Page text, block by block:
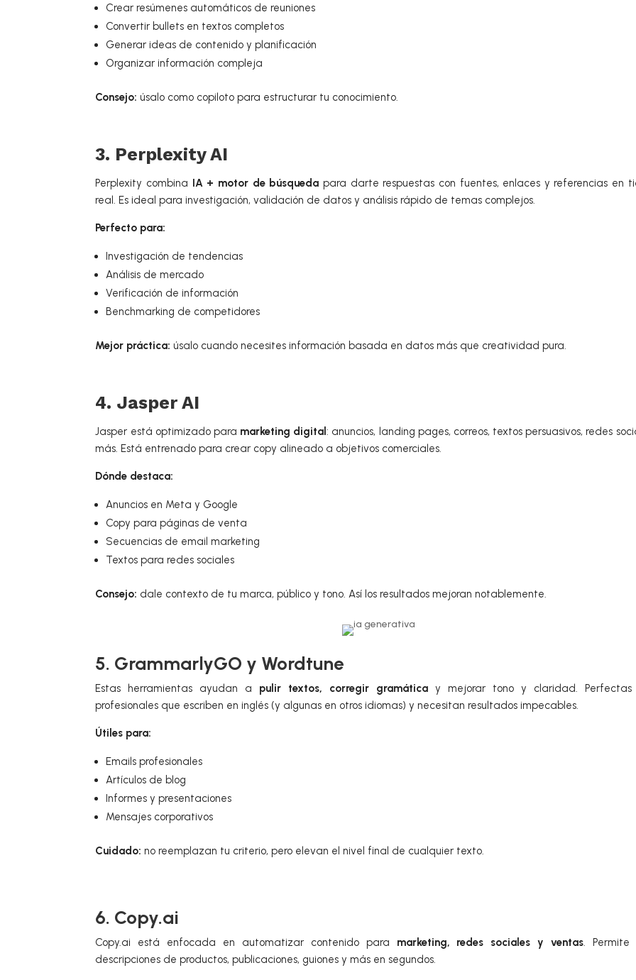
Crear resúmenes automáticos de reuniones
Convertir bullets en textos completos
Generar ideas de contenido y planificación
Organizar información compleja
Consejo: úsalo como copiloto para estructurar tu conocimiento.
3. Perplexity AI
Perplexity combina IA + motor de búsqueda para darte respuestas con fuentes, enlaces y referencias en
real. Es ideal para investigación, validación de datos y análisis rápido de temas complejos.
Perfecto para:
Investigación de tendencias
Análisis de mercado
Verificación de información
Benchmarking de competidores
Mejor práctica: úsalo cuando necesites información basada en datos más que creatividad pura.
4. Jasper AI
Jasper está optimizado para marketing digital: anuncios, landing pages, correos, textos persuasivos, redes
más. Está entrenado para crear copy alineado a objetivos comerciales.
Dónde destaca:
Anuncios en Meta y Google
Copy para páginas de venta
Secuencias de email marketing
Textos para redes sociales
Consejo: dale contexto de tu marca, público y tono. Así los resultados mejoran notablemente.
5. GrammarlyGO y Wordtune
Estas herramientas ayudan a pulir textos, corregir gramática y mejorar tono y claridad. Perfectas
profesionales que escriben en inglés (y algunas en otros idiomas) y necesitan resultados impecables.
Útiles para:
Emails profesionales
Artículos de blog
Informes y presentaciones
Mensajes corporativos
Cuidado: no reemplazan tu criterio, pero elevan el nivel final de cualquier texto.
6. Copy.ai
Copy.ai está enfocada en automatizar contenido para marketing, redes sociales y ventas. Permite
descripciones de productos, publicaciones, guiones y más en segundos.